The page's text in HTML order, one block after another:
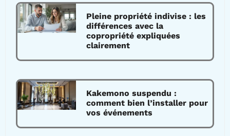
Pleine propriété indivise : les
différences avec la
copropriété expliquées
clairement
Kakemono suspendu :
comment bien l’installer pour
vos événements